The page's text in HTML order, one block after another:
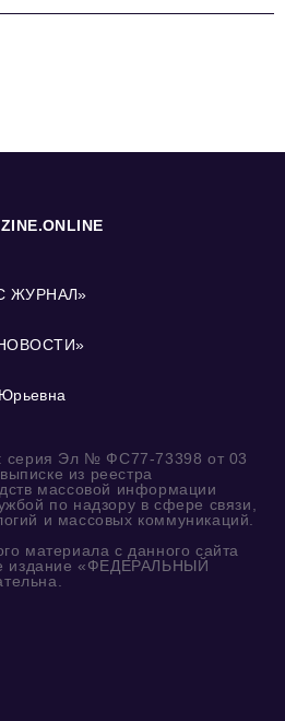
ЖУРНАЛ»
серия Эл № ФС77-73398 от 03
из реестра
массовой информации
по надзору в сфере связи,
и массовых коммуникаций.
материала с данного сайта
издание «ФЕДЕРАЛЬНЫЙ